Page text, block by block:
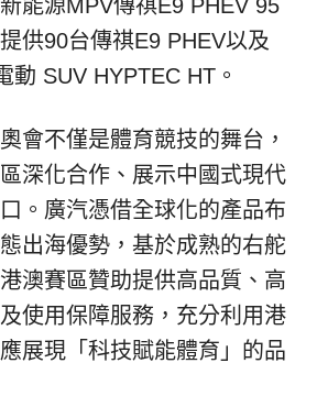
能源MPV傳祺E9 PHEV 95
供90台傳祺E9 PHEV以及
動 SUV HYPTEC HT。
會不僅是體育競技的舞台，
深化合作、展示中國式現代
。廣汽憑借全球化的產品布
出海優勢，基於成熟的右舵
澳賽區贊助提供高品質、高
使用保障服務，充分利用港
展現「科技賦能體育」的品